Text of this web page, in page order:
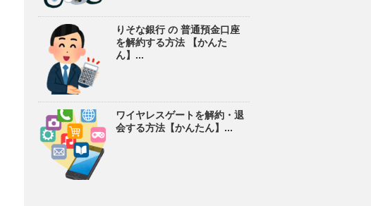
りそな銀行 の 普通預金口座
を解約する方法 【かんた
ん】...
ワイヤレスゲートを解約・退
会する方法【かんたん】...